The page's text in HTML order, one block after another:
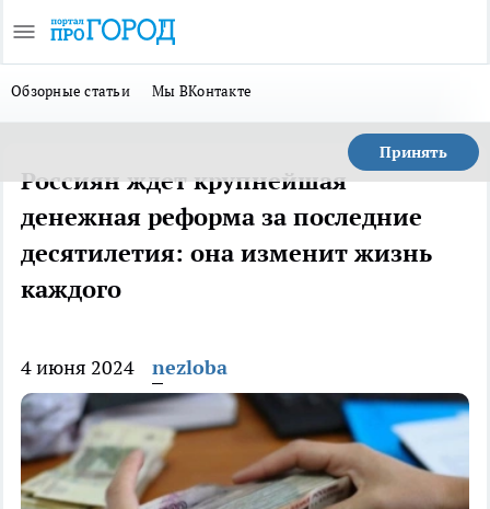
Обзорные статьи Мы ВКонтакте
Принять
Россиян ждет крупнейшая
денежная реформа за последние
десятилетия: она изменит жизнь
каждого
4 июня 2024 nezloba